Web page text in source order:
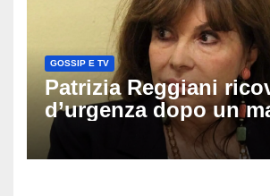
GOSSIP E TV
Patrizia Reggiani
d’urgenza dopo un
vacanza: come sta
Lady Gucci